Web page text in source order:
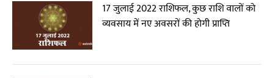
17 जुलाई 2022 राशिफल, कुछ राशि वालों को
व्यवसाय में नए अवसरों की होगी प्राप्ति